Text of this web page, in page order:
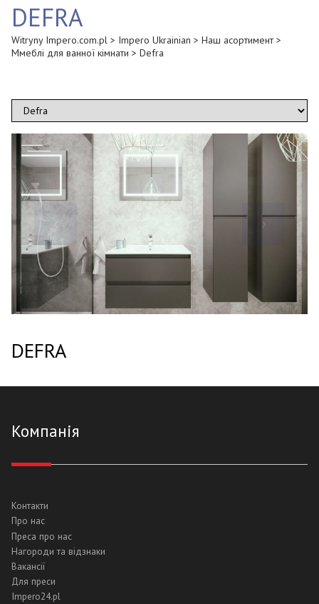
DEFRA
Witryny Impero.com.pl > Impero Ukrainian > Наш асортимент>
Ммеблі для ванної кімнати > Defra
DEFRA
Компанія
Контакти
Про нас
Преса про нас
Нагороди та відзнаки
Вакансії
Для преси
Impero24.pl